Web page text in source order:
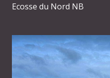
Ecosse du Nord NB